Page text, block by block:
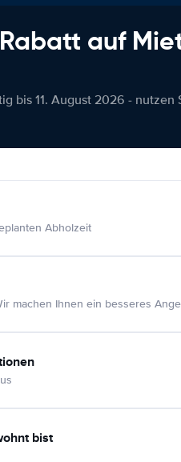
Rabatt auf
bis 11. August 2026 - nutzen
Abholzeit
machen Ihnen ein besseres
bist